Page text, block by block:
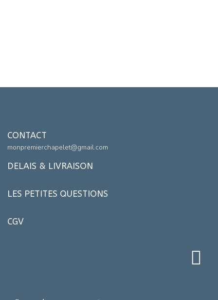
CONTACT
monpremierchapelet@gmail.com
DELAIS & LIVRAISON
LES PETITES QUESTIONS
CGV